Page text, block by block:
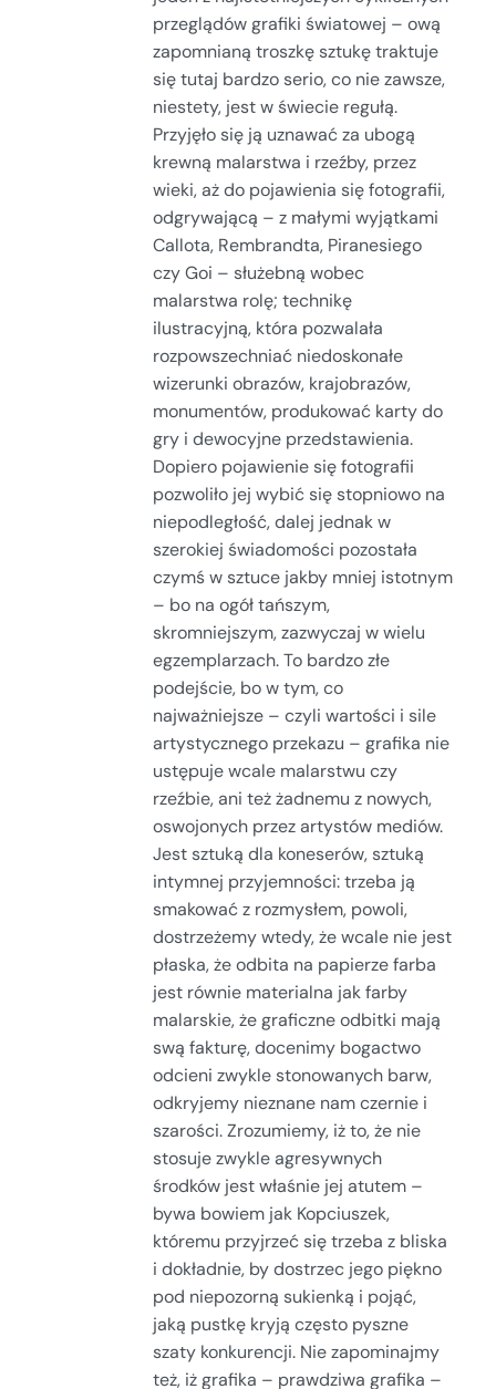
przeglądów grafiki światowej – ową
zapomnianą troszkę sztukę traktuje
się tutaj bardzo serio, co nie zawsze,
niestety, jest w świecie regułą.
Przyjęło się ją uznawać za ubogą
krewną malarstwa i rzeźby, przez
wieki, aż do pojawienia się fotografii,
odgrywającą – z małymi wyjątkami
Callota, Rembrandta, Piranesiego
czy Goi – służebną wobec
malarstwa rolę; technikę
ilustracyjną, która pozwalała
rozpowszechniać niedoskonałe
wizerunki obrazów, krajobrazów,
monumentów, produkować karty do
gry i dewocyjne przedstawienia.
Dopiero pojawienie się fotografii
pozwoliło jej wybić się stopniowo na
niepodległość, dalej jednak w
szerokiej świadomości pozostała
czymś w sztuce jakby mniej istotnym
– bo na ogół tańszym,
skromniejszym, zazwyczaj w wielu
egzemplarzach. To bardzo złe
podejście, bo w tym, co
najważniejsze – czyli wartości i sile
artystycznego przekazu – grafika nie
ustępuje wcale malarstwu czy
rzeźbie, ani też żadnemu z nowych,
oswojonych przez artystów mediów.
Jest sztuką dla koneserów, sztuką
intymnej przyjemności: trzeba ją
smakować z rozmysłem, powoli,
dostrzeżemy wtedy, że wcale nie jest
płaska, że odbita na papierze farba
jest równie materialna jak farby
malarskie, że graficzne odbitki mają
swą fakturę, docenimy bogactwo
odcieni zwykle stonowanych barw,
odkryjemy nieznane nam czernie i
szarości. Zrozumiemy, iż to, że nie
stosuje zwykle agresywnych
środków jest właśnie jej atutem –
bywa bowiem jak Kopciuszek,
któremu przyjrzeć się trzeba z bliska
i dokładnie, by dostrzec jego piękno
pod niepozorną sukienką i pojąć,
jaką pustkę kryją często pyszne
szaty konkurencji. Nie zapominajmy
też, iż grafika – prawdziwa grafika –